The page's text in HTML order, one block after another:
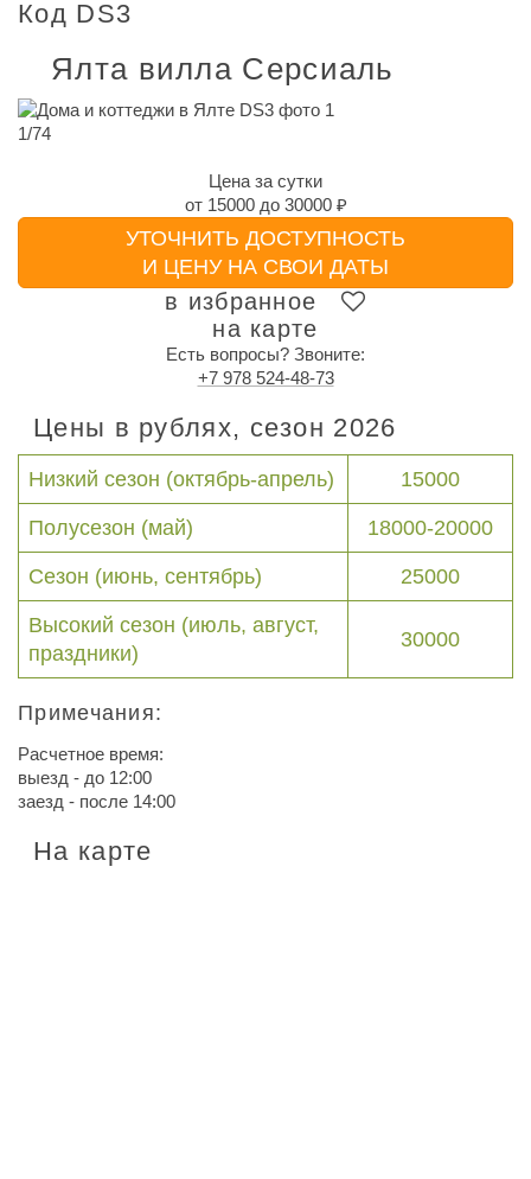
Код DS3
Ялта вилла Серсиаль
1/74
Цена за сутки
от 15000до 30000 ₽
УТОЧНИТЬ ДОСТУПНОСТЬ
И ЦЕНУ НА СВОИ ДАТЫ
в избранное
на карте
Есть вопросы? Звоните:
+7 978 524-48-73
Цены в рублях, сезон 2026
Низкий сезон (октябрь-апрель) 15000
Полусезон (май) 18000-20000
Сезон (июнь, сентябрь) 25000
Высокий сезон (июль, август,
праздники)
30000
Примечания:
Расчетное время:
выезд - до 12:00
заезд - после 14:00
На карте